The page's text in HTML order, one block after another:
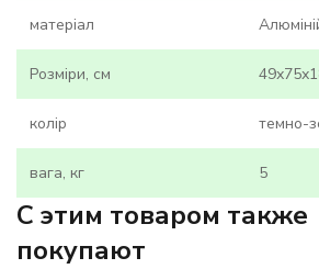
матеріал
Розміри, см
колір темно-
вага, кг 5
C этим товаром также
покупают